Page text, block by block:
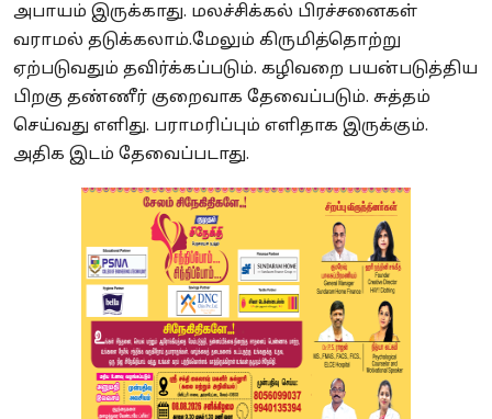
அபாயம் இருக்காது. மலச்சிக்கல் பிரச்சனைகள்
வராமல் தடுக்கலாம்.மேலும் கிருமித்தொற்று
ஏற்படுவதும் தவிர்க்கப்படும். கழிவறை பயன்படுத்திய
பிறகு தண்ணீர் குறைவாக தேவைப்படும். சுத்தம்
செய்வது எளிது. பராமரிப்பும் எளிதாக இருக்கும்.
அதிக இடம் தேவைப்படாது.